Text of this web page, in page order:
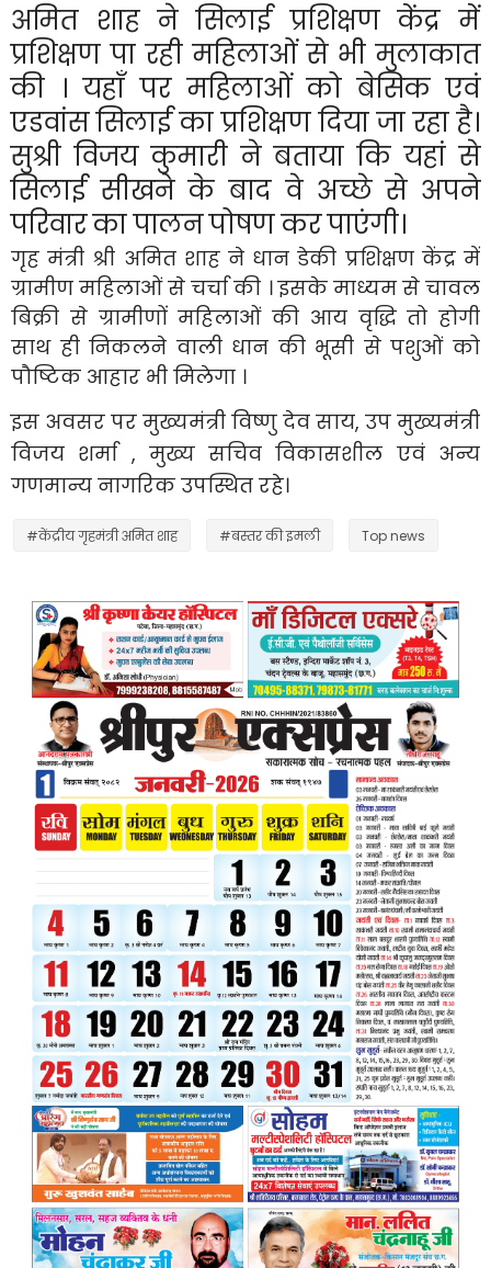
अमित शाह ने सिलाई प्रशिक्षण केंद्र में
प्रशिक्षण पा रही महिलाओं से भी मुलाकात
की । यहाँ पर महिलाओं को बेसिक एवं
एडवांस सिलाई का प्रशिक्षण दिया जा रहा है।
सुश्री विजय कुमारी ने बताया कि यहां से
सिलाई सीखने के बाद वे अच्छे से अपने
परिवार का पालन पोषण कर पाएंगी।
गृह मंत्री श्री अमित शाह ने धान डेकी प्रशिक्षण केंद्र में
ग्रामीण महिलाओं से चर्चा की । इसके माध्यम से चावल
बिक्री से ग्रामीणों महिलाओं की आय वृद्धि तो होगी
साथ ही निकलने वाली धान की भूसी से पशुओं को
पौष्टिक आहार भी मिलेगा ।
इस अवसर पर मुख्यमंत्री विष्णु देव साय, उप मुख्यमंत्री
विजय शर्मा , मुख्य सचिव विकासशील एवं अन्य
गणमान्य नागरिक उपस्थित रहे।
#केंद्रीय गृहमंत्री अमित शाह #बस्तर की इमली Top news